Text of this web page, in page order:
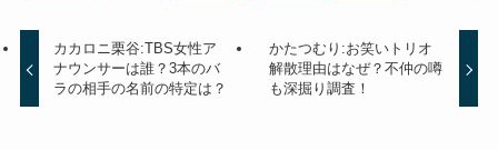
カカロニ栗谷:TBS女性ア
ナウンサーは誰？3本のバ
ラの相手の名前の特定は？
かたつむり:お笑いトリオ
解散理由はなぜ？不仲の噂
も深掘り調査！